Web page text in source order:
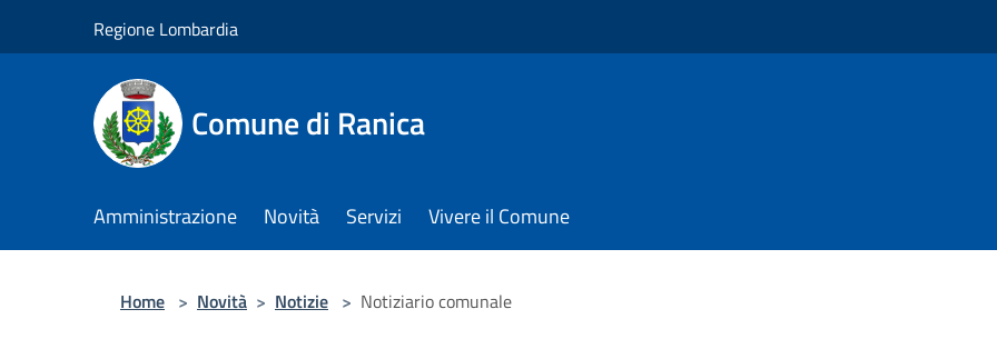
Regione Lombardia
Comune di Ranica
Amministrazione Novità Servizi Vivere il Comune
Home > Novità > Notizie > Notiziario comunale